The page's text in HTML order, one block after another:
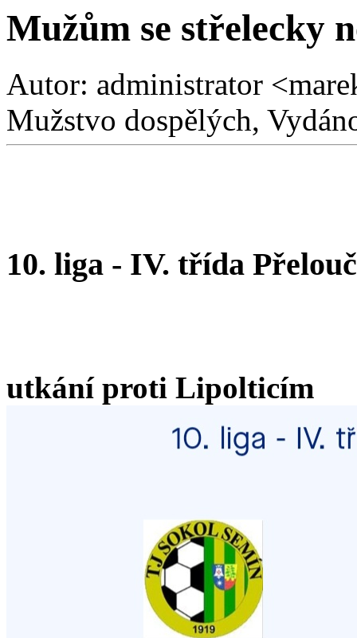
Mužům se střelecky
Autor: administrator
Mužstvo dospělých,
10. liga - IV. třída
utkání proti Lipolticím